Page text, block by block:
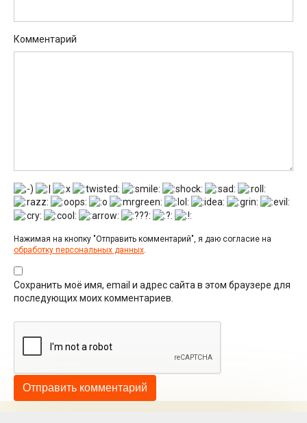
Комментарий
Нажимая на кнопку "Отправить комментарий", я даю согласие на
обработку персональных данных.
Сохранить моё имя, email и адрес сайта в этом браузере для
последующих моих комментариев.